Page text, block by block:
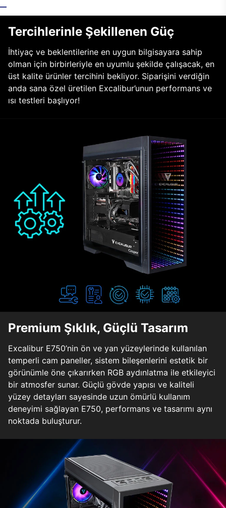
Tercihlerinle Şekillenen Güç
İhtiyaç ve beklentilerine en uygun bilgisayara sahip
olman için birbirleriyle en uyumlu şekilde çalışacak, en
üst kalite ürünler tercihini bekliyor. Siparişini verdiğin
anda sana özel üretilen Excalibur’unun performans ve
ısı testleri başlıyor!
Premium Şıklık, Güçlü Tasarım
Excalibur E750’nin ön ve yan yüzeylerinde kullanılan
temperli cam paneller, sistem bileşenlerini estetik bir
görünümle öne çıkarırken RGB aydınlatma ile etkileyici
bir atmosfer sunar. Güçlü gövde yapısı ve kaliteli
yüzey detayları sayesinde uzun ömürlü kullanım
deneyimi sağlayan E750, performans ve tasarımı aynı
noktada buluşturur.